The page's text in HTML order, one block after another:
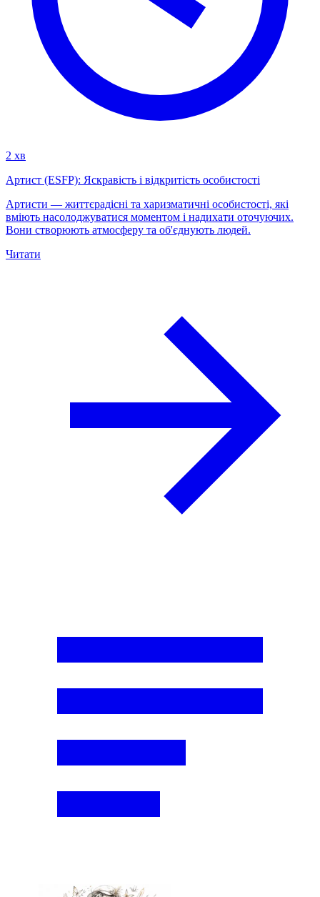
2 хв
Артист (ESFP): Яскравість і відкритість особистості
Артисти — життєрадісні та харизматичні особистості, які
вміють насолоджуватися моментом і надихати оточуючих.
Вони створюють атмосферу та об'єднують людей.
Читати